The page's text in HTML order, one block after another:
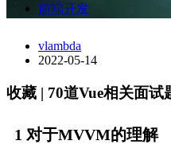
前端开发
vlambda
2022-05-14
收藏 | 70道Vue相关面
1 对于MVVM的理解